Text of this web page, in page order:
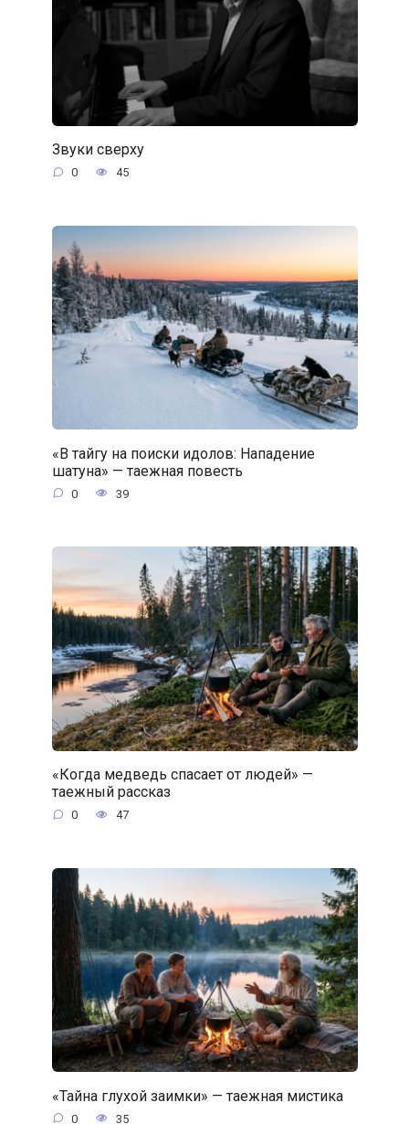
Звуки сверху
0 45
«В тайгу на поиски идолов: Нападение
шатуна» — таежная повесть
0 39
«Когда медведь спасает от людей» —
таежный рассказ
0 47
«Тайна глухой заимки» — таежная мистика
0 35